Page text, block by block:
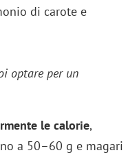
di carote e
optare per un
le calorie,
a 50–60 g e magari